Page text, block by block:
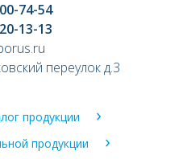
74-54
13-13
переулок д.3
продукции
продукции